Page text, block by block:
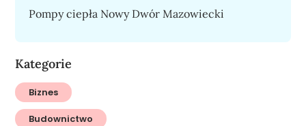
Pompy ciepła Nowy Dwór Mazowiecki
Kategorie
Biznes
Budownictwo